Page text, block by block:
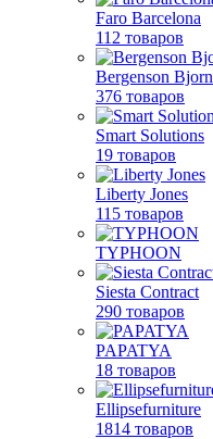
Faro Barcelona
112 товаров
Bergenson Bjorn
376 товаров
Smart Solutions
19 товаров
Liberty Jones
115 товаров
TYPHOON
Siesta Contract
290 товаров
PAPATYA
18 товаров
Ellipsefurniture
1814 товаров